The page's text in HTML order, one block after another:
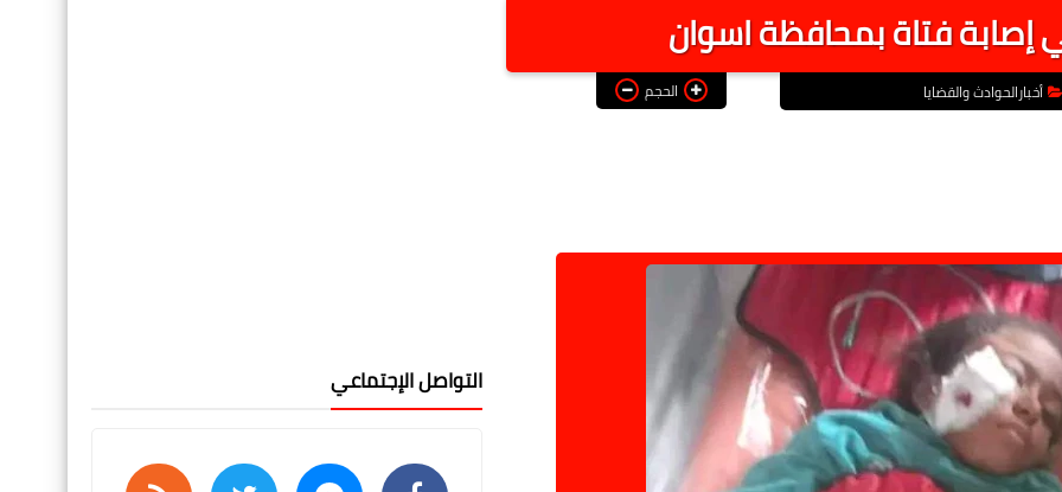
إصابة فتاة بمحافظة اسوان
أخبارالحوادث والقضايا الحجم
التواصل الإجتماعي